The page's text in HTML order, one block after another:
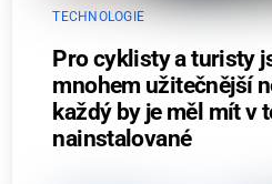
TECHNOLOGIE
Pro cyklisty a turisty
mnohem užitečnější
každý by je měl mít v
nainstalované